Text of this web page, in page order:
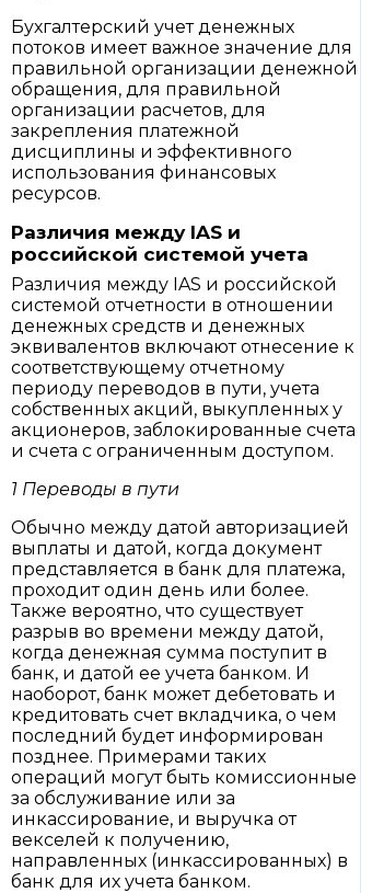
Бухгалтерский учет денежных
потоков имеет важное значение для
правильной организации денежной
обращения, для правильной
организации расчетов, для
закрепления платежной
дисциплины и эффективного
использования финансовых
ресурсов.
Различия между IAS и
российской системой учета
Различия между IAS и российской
системой отчетности в отношении
денежных средств и денежных
эквивалентов включают отнесение к
соответствующему отчетному
периоду переводов в пути, учета
собственных акций, выкупленных у
акционеров, заблокированные счета
и счета с ограниченным доступом.
1 Переводы в пути
Обычно между датой авторизацией
выплаты и датой, когда документ
представляется в банк для платежа,
проходит один день или более.
Также вероятно, что существует
разрыв во времени между датой,
когда денежная сумма поступит в
банк, и датой ее учета банком. И
наоборот, банк может дебетовать и
кредитовать счет вкладчика, о чем
последний будет информирован
позднее. Примерами таких
операций могут быть комиссионные
за обслуживание или за
инкассирование, и выручка от
векселей к получению,
направленных (инкассированных) в
банк для их учета банком.